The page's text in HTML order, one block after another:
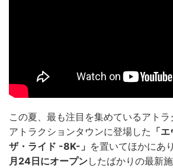
この夏、最も注目を集めているアトラ
アトラクションタウンに登場した 「
ザ・ライド -8K-」 を置いてほかにあ
月24日にオープンしたばかりの最新施